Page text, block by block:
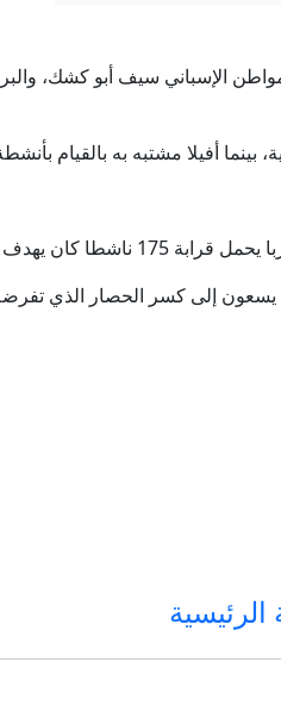
تيار يعيد تشكيل الحزب
الإسباني سيف أبو كشك،
أفيلا مشتبه به بالقيام
إلى كسر الحصار الذي